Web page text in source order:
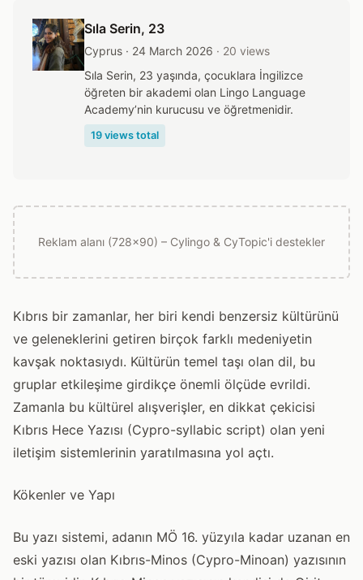
Sıla Serin, 23
Cyprus · 24 March 2026 · 20 views
Sıla Serin, 23 yaşında, çocuklara İngilizce
öğreten bir akademi olan Lingo Language
Academy’nin kurucusu ve öğretmenidir.
19 views total
Reklam alanı (728x90) – Cylingo & CyTopic'i destekler
Kıbrıs bir zamanlar, her biri kendi benzersiz kültürünü
ve geleneklerini getiren birçok farklı medeniyetin
kavşak noktasıydı. Kültürün temel taşı olan dil, bu
gruplar etkileşime girdikçe önemli ölçüde evrildi.
Zamanla bu kültürel alışverişler, en dikkat çekicisi
Kıbrıs Hece Yazısı (Cypro-syllabic script) olan yeni
iletişim sistemlerinin yaratılmasına yol açtı.
Kökenler ve Yapı
Bu yazı sistemi, adanın MÖ 16. yüzyıla kadar uzanan en
eski yazısı olan Kıbrıs-Minos (Cypro-Minoan) yazısının